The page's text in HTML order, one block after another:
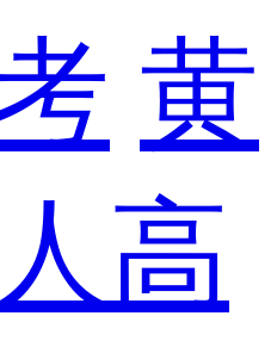
黄
高